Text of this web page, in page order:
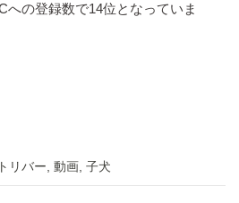
への登録数で14位となっていま
リバー, 動画, 子犬